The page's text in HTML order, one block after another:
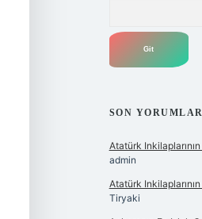
SON YORUMLAR
Atatürk
admin
Atatürk
Tiryaki